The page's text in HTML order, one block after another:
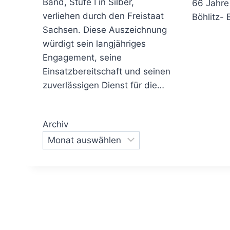
verliehen durch den Freistaat
Sachsen. Diese Auszeichnung
würdigt sein langjähriges
Engagement, seine
Einsatzbereitschaft und seinen
zuverlässigen Dienst für die…
66
Böhlitz-
Archiv